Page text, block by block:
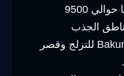
شخارا ، ويبلغ عدد سكانها حوالي 9500
الجذب
السياحي مثل منتجع Bakuriani للتزلج وقصر